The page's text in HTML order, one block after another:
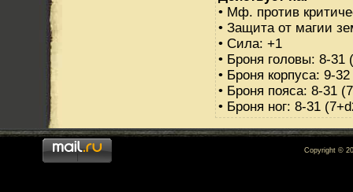
• Мф. против
• Защита от магии
• Сила: +1
• Броня головы: 8-31
• Броня корпуса: 9-
• Броня пояса: 8-31
• Броня ног: 8-31
Copyright ©